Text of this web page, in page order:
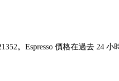
。Espresso 價格在過去 24